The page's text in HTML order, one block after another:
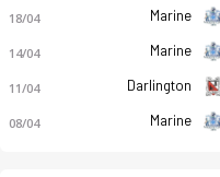
18/04 Marine
14/04 Marine
11/04 Darlington
08/04 Marine